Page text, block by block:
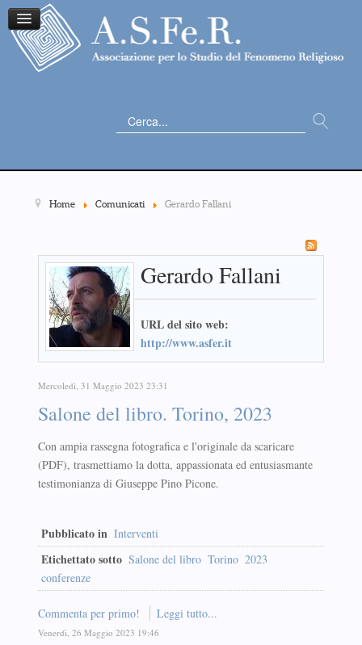
Cerca...
Home Comunicati Gerardo Fallani
Gerardo Fallani
URL del sito web:
http://www.asfer.it
Mercoledì, 31 Maggio 2023 23:31
Salone del libro. Torino, 2023
Con ampia rassegna fotografica e l'originale da scaricare
(PDF), trasmettiamo la dotta, appassionata ed entusiasmante
testimonianza di Giuseppe Pino Picone.
Pubblicato in Interventi
Etichettato sotto Salone del libro Torino 2023
conferenze
Commenta per primo! Leggi tutto...
Venerdì, 26 Maggio 2023 19:46